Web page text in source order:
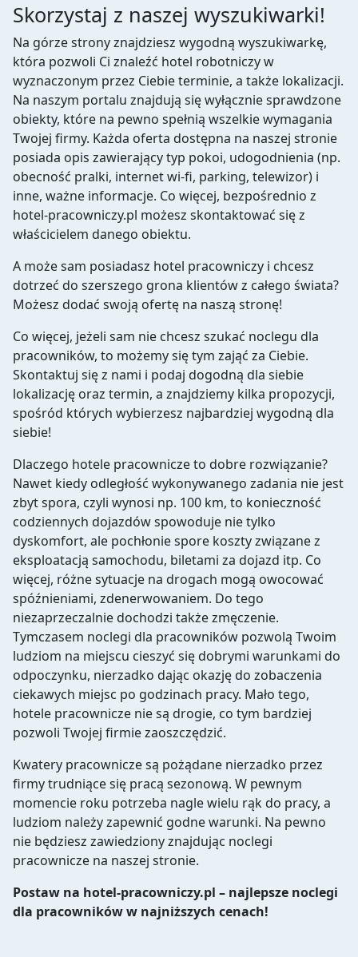
Skorzystaj z naszej wyszukiwarki!
Na górze strony znajdziesz wygodną wyszukiwarkę,
która pozwoli Ci znaleźć hotel robotniczy w
wyznaczonym przez Ciebie terminie, a także lokalizacji.
Na naszym portalu znajdują się wyłącznie sprawdzone
obiekty, które na pewno spełnią wszelkie wymagania
Twojej firmy. Każda oferta dostępna na naszej stronie
posiada opis zawierający typ pokoi, udogodnienia (np.
obecność pralki, internet wi-fi, parking, telewizor) i
inne, ważne informacje. Co więcej, bezpośrednio z
hotel-pracowniczy.pl możesz skontaktować się z
właścicielem danego obiektu.
A może sam posiadasz hotel pracowniczy i chcesz
dotrzeć do szerszego grona klientów z całego świata?
Możesz dodać swoją ofertę na naszą stronę!
Co więcej, jeżeli sam nie chcesz szukać noclegu dla
pracowników, to możemy się tym zająć za Ciebie.
Skontaktuj się z nami i podaj dogodną dla siebie
lokalizację oraz termin, a znajdziemy kilka propozycji,
spośród których wybierzesz najbardziej wygodną dla
siebie!
Dlaczego hotele pracownicze to dobre rozwiązanie?
Nawet kiedy odległość wykonywanego zadania nie jest
zbyt spora, czyli wynosi np. 100 km, to konieczność
codziennych dojazdów spowoduje nie tylko
dyskomfort, ale pochłonie spore koszty związane z
eksploatacją samochodu, biletami za dojazd itp. Co
więcej, różne sytuacje na drogach mogą owocować
spóźnieniami, zdenerwowaniem. Do tego
niezaprzeczalnie dochodzi także zmęczenie.
Tymczasem noclegi dla pracowników pozwolą Twoim
ludziom na miejscu cieszyć się dobrymi warunkami do
odpoczynku, nierzadko dając okazję do zobaczenia
ciekawych miejsc po godzinach pracy. Mało tego,
hotele pracownicze nie są drogie, co tym bardziej
pozwoli Twojej firmie zaoszczędzić.
Kwatery pracownicze są pożądane nierzadko przez
firmy trudniące się pracą sezonową. W pewnym
momencie roku potrzeba nagle wielu rąk do pracy, a
ludziom należy zapewnić godne warunki. Na pewno
nie będziesz zawiedziony znajdując noclegi
pracownicze na naszej stronie.
Postaw na hotel-pracowniczy.pl – najlepsze noclegi
dla pracowników w najniższych cenach!